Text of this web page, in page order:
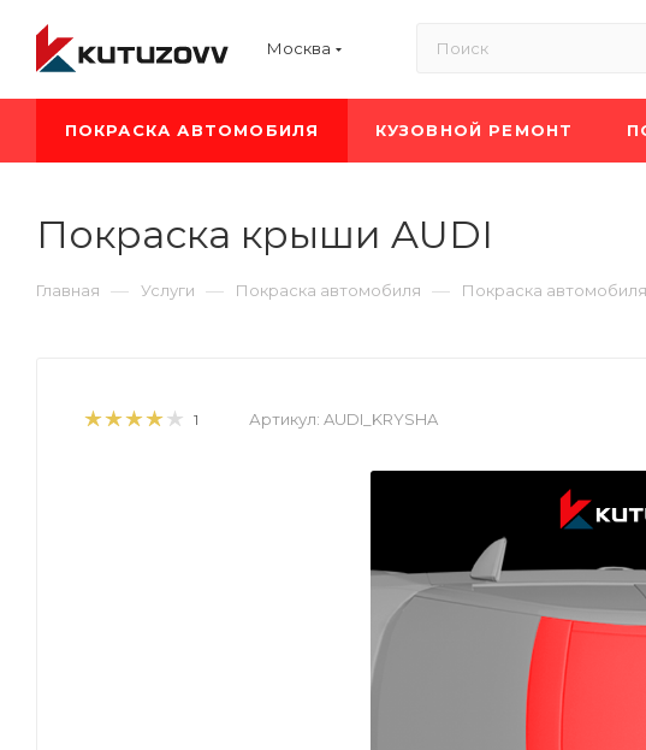
Москва
ПОКРАСКА АВТОМОБИЛЯ КУЗОВНОЙ РЕМОНТ
Покраска крыши AUDI
Главная — Услуги — Покраска автомобиля — Покраска
1 Артикул: AUDI_KRYSHA